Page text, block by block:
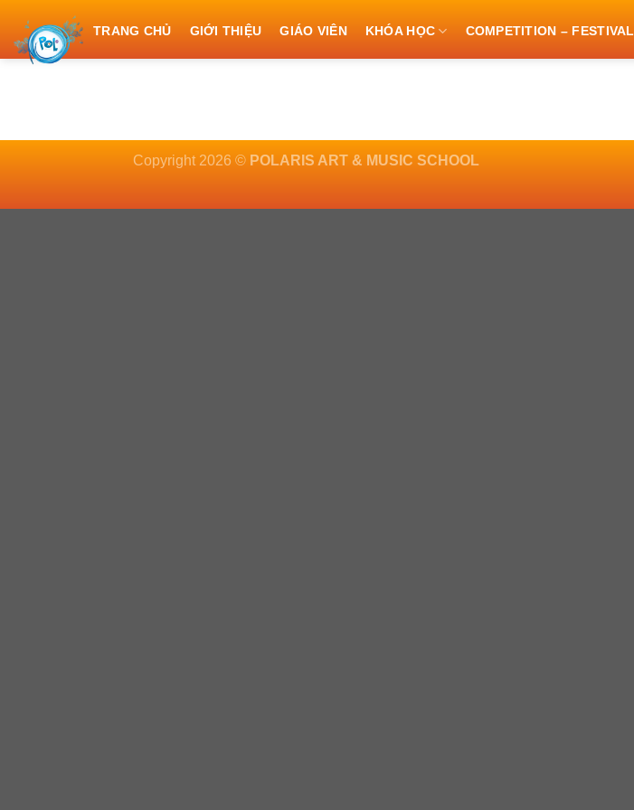
content
TRANG CHỦ GIỚI THIỆU GIÁO VIÊN KHÓA HỌC COMPETITION – FESTIVAL
Copyright 2026 © POLARIS ART & MUSIC SCHOOL